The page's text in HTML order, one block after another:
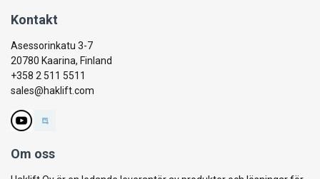
Kontakt
Asessorinkatu 3-7
20780 Kaarina, Finland
+358 2 511 5511
sales@haklift.com
Om oss